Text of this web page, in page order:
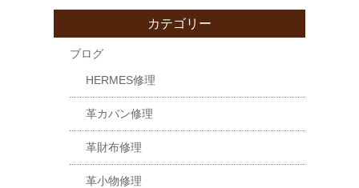
カテゴリー
ブログ
HERMES修理
革カバン修理
革財布修理
革小物修理